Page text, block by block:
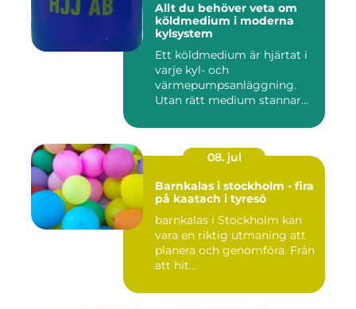
Allt du behöver veta om
köldmedium i moderna
kylsystem
Ett köldmedium är hjärtat i
varje kyl- och
värmepumpsanläggning.
Utan rätt medium stannar
08. jul
Barnkalas i stockholm - fira
på kaatach i tyresö
barnkalas i Stockholm kan
vara en riktig utmaning att
planera och genomföra. Från
att hit...